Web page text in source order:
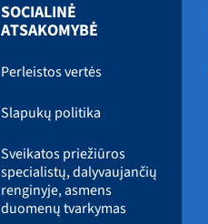
SOCIALINĖ
ATSAKOMYBĖ
Perleistos vertės
Slapukų politika
Sveikatos priežiūros
specialistų, dalyvaujančių
renginyje, asmens
duomenų tvarkymas